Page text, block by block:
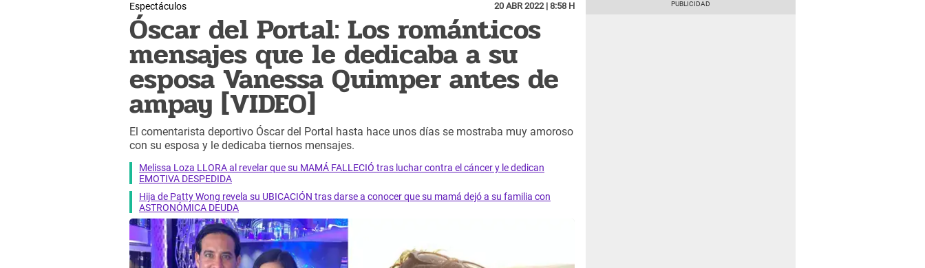
Espectáculos 20 ABR 2022 | 8:58 H
Óscar del Portal: Los románticos
mensajes que le dedicaba a su
esposa Vanessa Quimper antes de
ampay [VIDEO]
El comentarista deportivo Óscar del Portal hasta hace unos días se mostraba muy amoroso
con su esposa y le dedicaba tiernos mensajes.
Melissa Loza LLORA al revelar que su MAMÁ FALLECIÓ tras luchar contra el cáncer y le dedican
EMOTIVA DESPEDIDA
Hija de Patty Wong revela su UBICACIÓN tras darse a conocer que su mamá dejó a su familia con
ASTRONÓMICA DEUDA